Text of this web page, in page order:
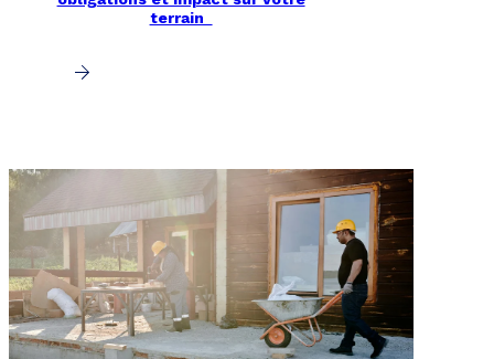
terrain